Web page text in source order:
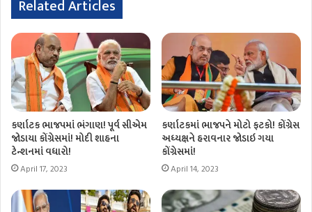
Related Articles
કર્ણાટક ભાજપમાં ભંગાણ! પૂર્વ સીએમ
જોડાયા કોંગ્રેસમાં! મોદી શાહના
ટેન્શનમાં વધારો!
April 17, 2023
કર્ણાટકમાં ભાજપને મોટો ફટકો! કોંગ્રેસ
અધ્યક્ષને હરાવનાર જોડાઇ ગયા
કોંગ્રેસમાં!
April 14, 2023